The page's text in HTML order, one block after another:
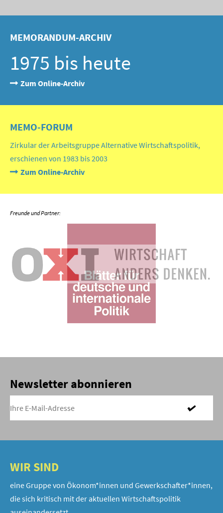
MEMORANDUM-ARCHIV
1975 bis heute
Zum Online-Archiv
MEMO-FORUM
Zirkular der Arbeitsgruppe Alternative Wirtschaftspolitik,
erschienen von 1983 bis 2003
Zum Online-Archiv
Newsletter abonnieren
WIR SIND
eine Gruppe von Ökonom*innen und Gewerkschafter*innen,
die sich kritisch mit der aktuellen Wirtschaftspolitik